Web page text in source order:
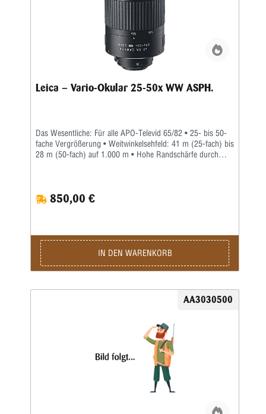
Leica – Vario-Okular 25-50x WW ASPH.
Das Wesentliche: Für alle APO-Televid 65/82 • 25- bis 50-
fache Vergrößerung • Weitwinkelsehfeld: 41 m (25-fach) bis
28 m (50-fach) auf 1.000 m • Hohe Randschärfe durch
unübertroffene Bildqualität im gesamten Sehfeld – ohne
Einschränkungen und über den kompletten Zoombereich
Vergrößerung.Lieferumfang: Okularköcher •
Okularschutzdeckel und Bajonettdeckel
850,00 €
IN DEN WARENKORB
AA3030500